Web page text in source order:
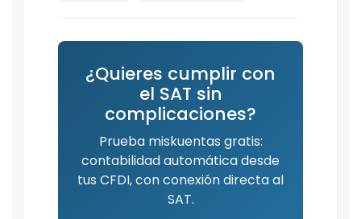
¿Quieres cumplir con
el SAT sin
complicaciones?
Prueba miskuentas gratis:
contabilidad automática desde
tus CFDI, con conexión directa al
SAT.